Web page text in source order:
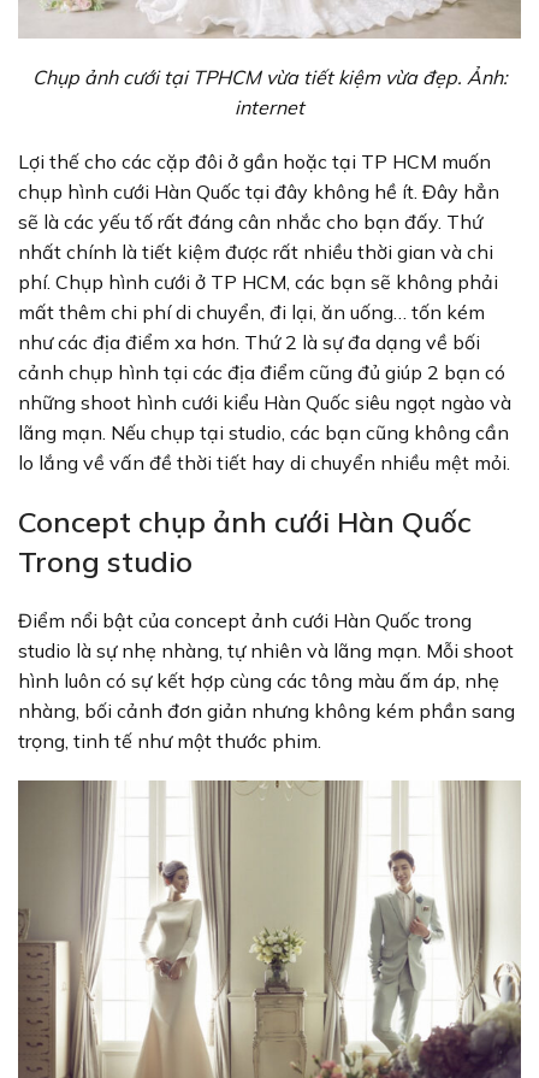
Chụp ảnh cưới tại TPHCM vừa tiết kiệm vừa đẹp. Ảnh:
internet
Lợi thế cho các cặp đôi ở gần hoặc tại TP HCM muốn
chụp hình cưới Hàn Quốc tại đây không hề ít. Đây hẳn
sẽ là các yếu tố rất đáng cân nhắc cho bạn đấy. Thứ
nhất chính là tiết kiệm được rất nhiều thời gian và chi
phí. Chụp hình cưới ở TP HCM, các bạn sẽ không phải
mất thêm chi phí di chuyển, đi lại, ăn uống… tốn kém
như các địa điểm xa hơn. Thứ 2 là sự đa dạng về bối
cảnh chụp hình tại các địa điểm cũng đủ giúp 2 bạn có
những shoot hình cưới kiểu Hàn Quốc siêu ngọt ngào và
lãng mạn. Nếu chụp tại studio, các bạn cũng không cần
lo lắng về vấn đề thời tiết hay di chuyển nhiều mệt mỏi.
Concept chụp ảnh cưới Hàn Quốc
Trong studio
Điểm nổi bật của concept ảnh cưới Hàn Quốc trong
studio là sự nhẹ nhàng, tự nhiên và lãng mạn. Mỗi shoot
hình luôn có sự kết hợp cùng các tông màu ấm áp, nhẹ
nhàng, bối cảnh đơn giản nhưng không kém phần sang
trọng, tinh tế như một thước phim.